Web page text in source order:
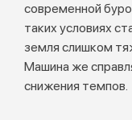
современной
таких условиях
земля слишком
Машина же
снижения темпов.